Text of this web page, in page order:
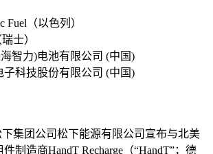
Fuel（以色列）
士）
海智力)电池有限公司 (中国)
子科技股份有限公司 (中国)
下集团公司松下能源有限公司宣布与北美
制造商HandT Recharge（“HandT”；德